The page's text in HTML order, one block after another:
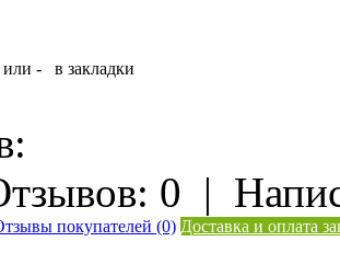
или -
в закладки
0 |
покупателей (0) Доставка и оплата